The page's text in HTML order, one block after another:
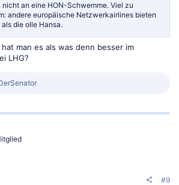
an eine HON-Schwemme. Viel zu
andere europäische Netzwerkairlines bieten
die olle Hansa.
hat man es als was denn besser im
LHG?
#9